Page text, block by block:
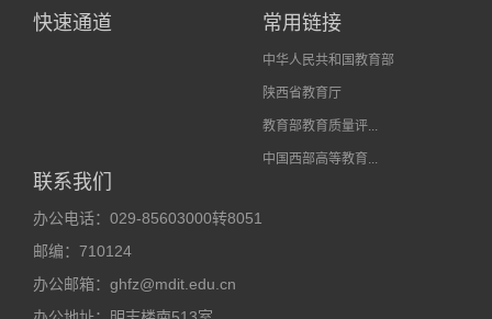
快速通道 常用链接
中华人民共和国教育部
陕西省教育厅
教育部教育质量评...
中国西部高等教育...
联系我们
办公电话：029-85603000转8051
邮编：710124
办公邮箱：ghfz@mdit.edu.cn